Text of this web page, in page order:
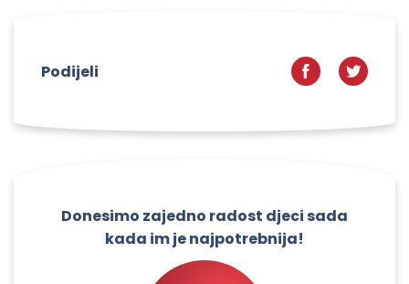
Podijeli
Donesimo zajedno radost djeci sada
kada im je najpotrebnija!